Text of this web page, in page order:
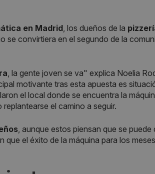
en Madrid, los dueños de la
se convirtiera en el segundo de la
, la gente joven se va" explica Noelia
motivante tras esta apuesta es
el local donde se encuentra la
el camino a seguir.
, aunque estos piensan que se puede
el éxito de la máquina para los